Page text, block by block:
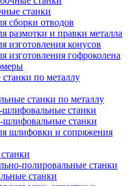
станки
сборки отводов
размотки и правки металла
изготовления конусов
изготовления гофроколена
по металлу
станки по металлу
шлифовальные станки
шлифовальные станки
шлифовки и сопряжения
полировальные станки
станки